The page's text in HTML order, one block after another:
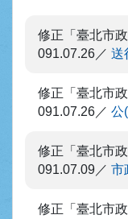
修正「臺北市
091.07.26
送
修正「臺北市
091.07.26
公
修正「臺北市
091.07.09
市
修正「臺北市